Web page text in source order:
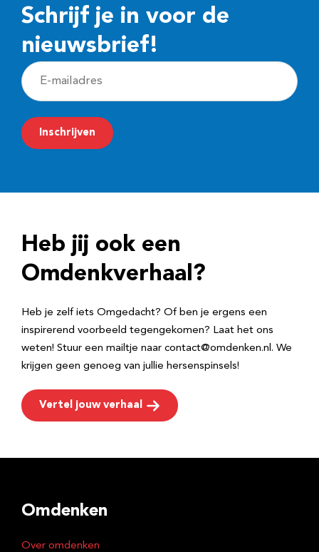
Schrijf je in voor de
nieuwsbrief!
E
-
m
a
r
e
Inschrijven
Heb jij ook een
Omdenkverhaal?
Heb je zelf iets Omgedacht? Of ben je ergens een
inspirerend voorbeeld tegengekomen? Laat het ons
weten! Stuur een mailtje naar contact@omdenken.nl. We
krijgen geen genoeg van jullie hersenspinsels!
Vertel jouw verhaal
Omdenken
Over omdenken